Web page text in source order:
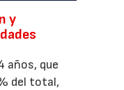
y
años, que
del total,